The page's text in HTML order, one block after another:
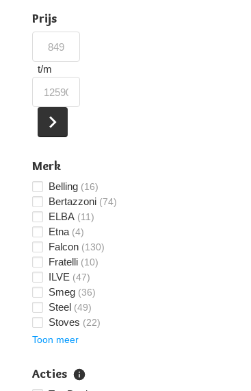
Prijs
t/m
Merk
Belling (16)
Bertazzoni (74)
ELBA (11)
Etna (4)
Falcon (130)
Fratelli (10)
ILVE (47)
Smeg (36)
Steel (49)
Stoves (22)
Toon meer
Acties